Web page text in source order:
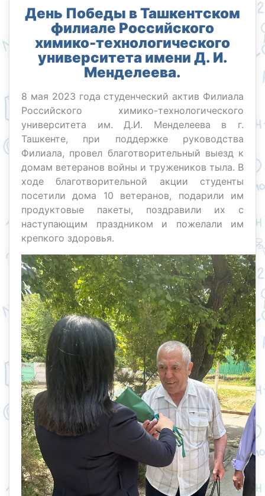
День Победы в Ташкентском
филиале Российского
химико-технологического
университета имени Д. И.
Менделеева.
8 мая 2023 года студенческий актив Филиала
Российского химико-технологического
университета им. Д.И. Менделеева в г.
Ташкенте, при поддержке руководства
Филиала, провел благотворительный выезд к
домам ветеранов войны и тружеников тыла. В
ходе благотворительной акции студенты
посетили дома 10 ветеранов, подарили им
продуктовые пакеты, поздравили их с
наступающим праздником и пожелали им
крепкого здоровья.